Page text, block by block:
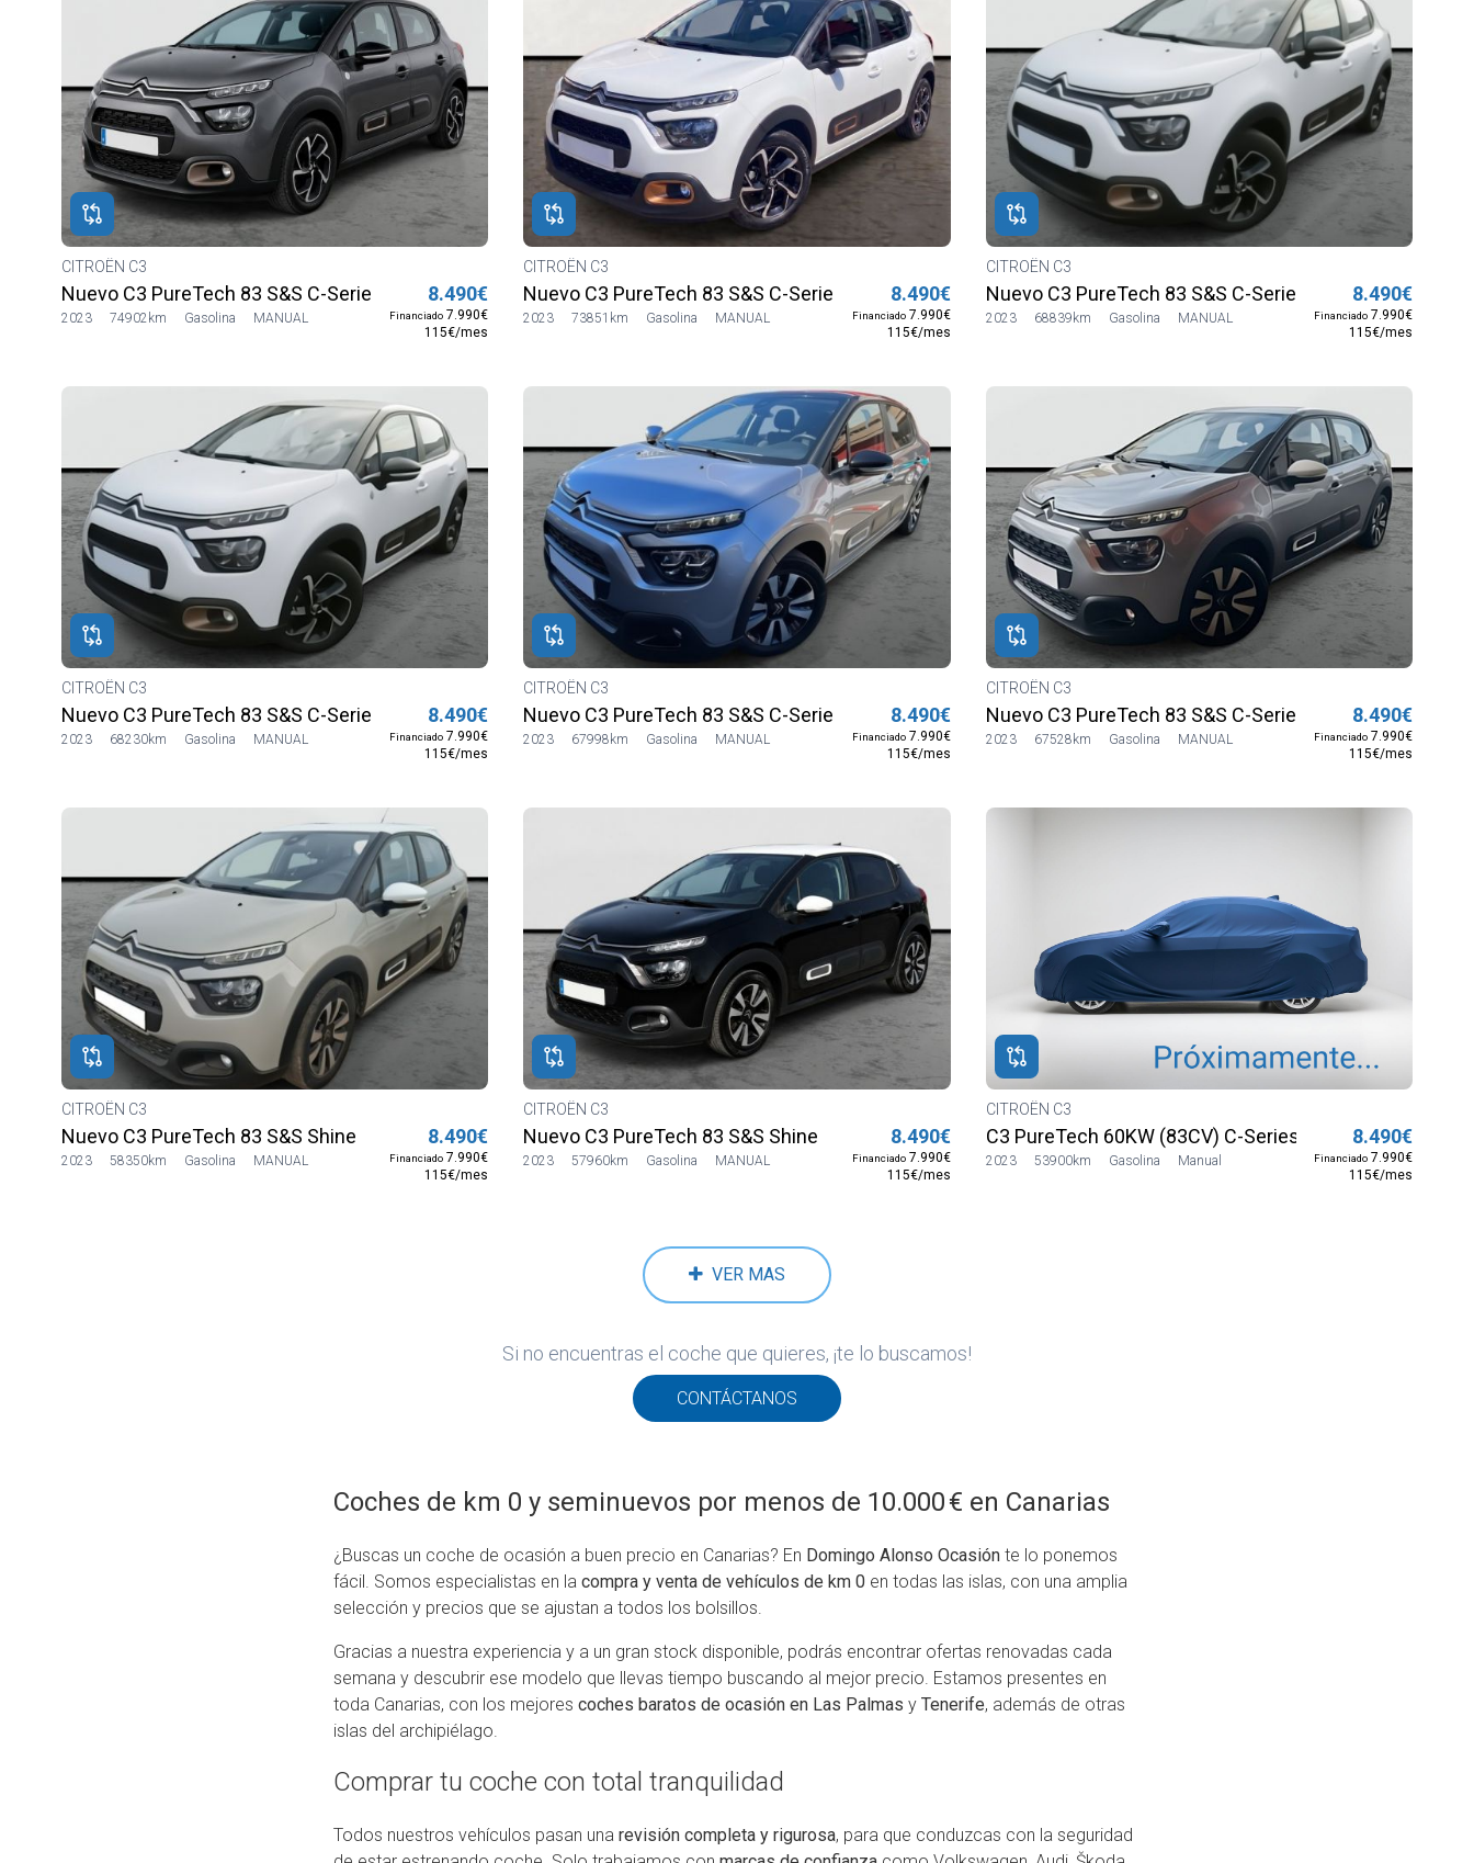
CITROËN C3
Nuevo C3 PureTech 83 S&S C-Series
2023 74902km Gasolina MANUAL
8.490€
Financiado 7.990€
115€/mes
CITROËN C3
Nuevo C3 PureTech 83 S&S C-Series
2023 73851km Gasolina MANUAL
8.490€
Financiado7.990€
115€/mes
CITROËN C3
Nuevo C3 PureTech 83 S&S C-Series
2023 68839km Gasolina MANUAL
8.490€
Financiado7.990€
115€/mes
CITROËN C3
Nuevo C3 PureTech 83 S&S C-Series
2023 68230km Gasolina MANUAL
8.490€
Financiado 7.990€
115€/mes
CITROËN C3
Nuevo C3 PureTech 83 S&S C-Series
2023 67998km Gasolina MANUAL
8.490€
Financiado7.990€
115€/mes
CITROËN C3
Nuevo C3 PureTech 83 S&S C-Series
2023 67528km Gasolina MANUAL
8.490€
Financiado7.990€
115€/mes
CITROËN C3
Nuevo C3 PureTech 83 S&S Shine
2023 58350km Gasolina MANUAL
8.490€
Financiado 7.990€
115€/mes
CITROËN C3
Nuevo C3 PureTech 83 S&S Shine
2023 57960km Gasolina MANUAL
8.490€
Financiado7.990€
115€/mes
CITROËN C3
C3 PureTech 60KW (83CV) C-Series
2023 53900km Gasolina Manual
8.490€
Financiado7.990€
115€/mes
VER MAS
Si no encuentras el coche que quieres, ¡te lo buscamos!
CONTÁCTANOS
Coches de km 0 y seminuevos por menos de 10.000 € en Canarias
¿Buscas un coche de ocasión a buen precio en Canarias? En Domingo Alonso Ocasión te lo ponemos
fácil. Somos especialistas en la compra y venta de vehículos de km 0 en todas las islas, con una amplia
selección y precios que se ajustan a todos los bolsillos.
Gracias a nuestra experiencia y a un gran stock disponible, podrás encontrar ofertas renovadas cada
semana y descubrir ese modelo que llevas tiempo buscando al mejor precio. Estamos presentes en
toda Canarias, con los mejores coches baratos de ocasión en Las Palmas y Tenerife, además de otras
islas del archipiélago.
Comprar tu coche con total tranquilidad
Todos nuestros vehículos pasan una revisión completa y rigurosa, para que conduzcas con la seguridad